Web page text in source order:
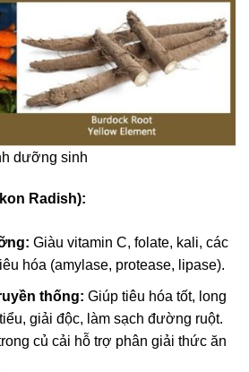
dưỡng sinh
Radish):
Giàu vitamin C, folate, kali, các
hóa (amylase, protease, lipase).
thống: Giúp tiêu hóa tốt, long
giải độc, làm sạch đường ruột.
củ cải hỗ trợ phân giải thức ăn